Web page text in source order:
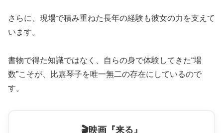
さらに、現場で積み重ねた長年の経験も彼女の力を支えて
います。
書物で得た知識ではなく、自らの身で体験してきた“場
数”こそが、比嘉琴子を唯一無二の存在にしているので
す。
🎬映画『来る』